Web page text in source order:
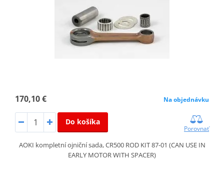
170,10 € Na objednávku
Do košíka
Porovnať
AOKI kompletní ojniční sada, CR500 ROD KIT 87-01 (CAN USE IN
EARLY MOTOR WITH SPACER)